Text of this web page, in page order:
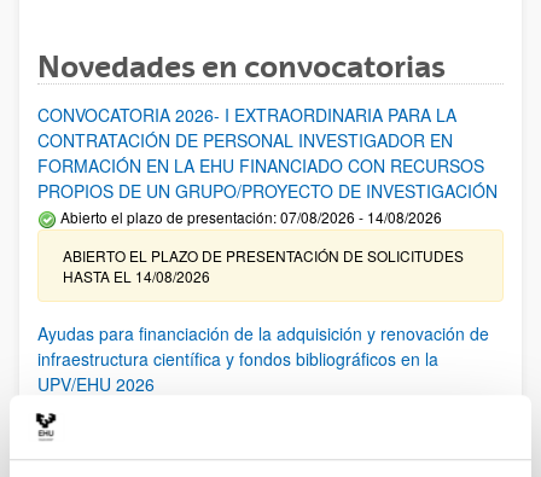
Novedades en convocatorias
CONVOCATORIA 2026- I EXTRAORDINARIA PARA LA
CONTRATACIÓN DE PERSONAL INVESTIGADOR EN
FORMACIÓN EN LA EHU FINANCIADO CON RECURSOS
PROPIOS DE UN GRUPO/PROYECTO DE INVESTIGACIÓN
Abierto el plazo de presentación: 07/08/2026 - 14/08/2026
ABIERTO EL PLAZO DE PRESENTACIÓN DE SOLICITUDES
HASTA EL 14/08/2026
Ayudas para financiación de la adquisición y renovación de
infraestructura científica y fondos bibliográficos en la
UPV/EHU 2026